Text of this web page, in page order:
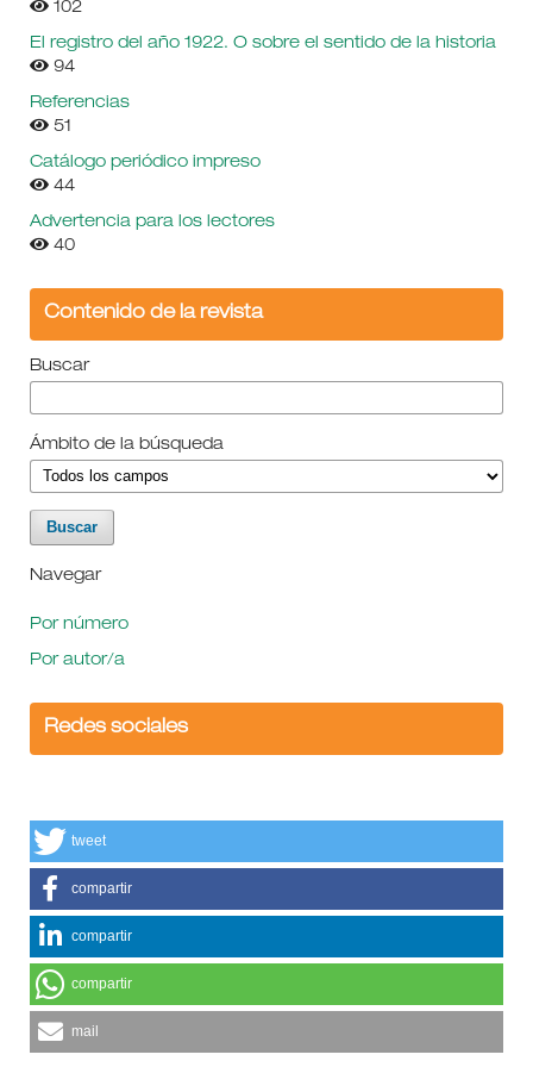
102
El registro del año 1922. O sobre el sentido de la historia
94
Referencias
51
Catálogo periódico impreso
44
Advertencia para los lectores
40
Contenido de la revista
Buscar
Ámbito de la búsqueda
Navegar
Por número
Por autor/a
Redes sociales
tweet
compartir
compartir
compartir
mail